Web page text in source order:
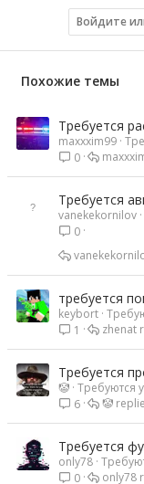
и
Войдите
Похожие темы
Требуется
maxxxim99
0
Требуется
vanekekornilov
0
требуется
keybort
1
zhenat
Требуется
ㅤ🤡ㅤ Требуются
6
ㅤ🤡ㅤ
Требуется
only78
0
only78